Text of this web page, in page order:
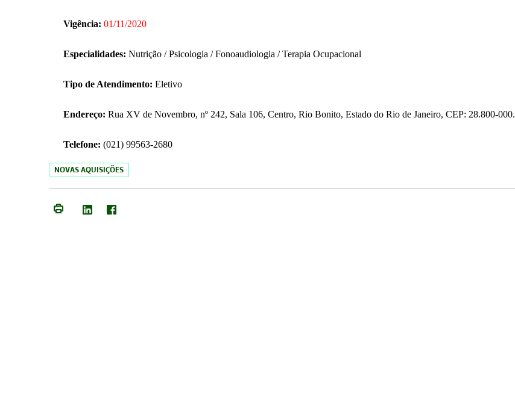
Vigência: 01/11/2020
Especialidades: Nutrição / Psicologia / Fonoaudiologia / Terapia Ocupacional
Tipo de Atendimento: Eletivo
Endereço: Rua XV de Novembro, nº 242, Sala 106, Centro, Rio Bonito, Estado do Rio de Janeiro, CEP: 28.800-000.
Telefone: (021) 99563-2680
NOVAS AQUISIÇÕES